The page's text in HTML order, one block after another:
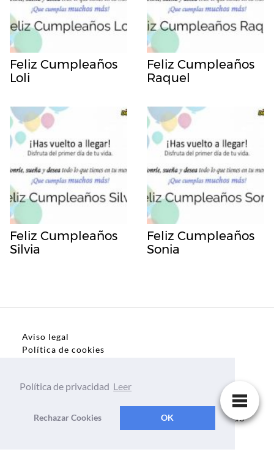
Feliz Cumpleaños
Loli
Feliz Cumpleaños
Raquel
Feliz Cumpleaños
Silvia
Feliz Cumpleaños
Sonia
Aviso legal
Política de cookies
Dedicatorias, frases, textos para todo el mundo
Política de privacidad Leer
Rechazar Cookies OK